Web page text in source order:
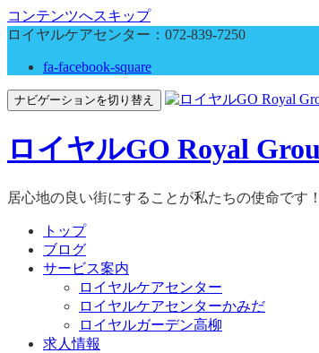
コンテンツへスキップ
ロイヤルケアセンター： 072-839-7250
fa-facebook-square
ナビゲーションを切り替え
ロイヤルGO Royal
居心地の良い街にすることが私たちの使命です！
トップ
ブログ
サービス案内
ロイヤルケアセンター
ロイヤルケアセンターかみだ
ロイヤルガーデン高柳
求人情報